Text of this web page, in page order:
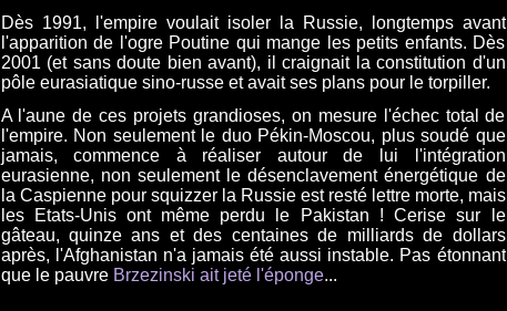
Dès 1991, l'empire voulait isoler la Russie, longtemps avant
l'apparition de l'ogre Poutine qui mange les petits enfants. Dès
2001 (et sans doute bien avant), il craignait la constitution d'un
pôle eurasiatique sino-russe et avait ses plans pour le torpiller.
A l'aune de ces projets grandioses, on mesure l'échec total de
l'empire. Non seulement le duo Pékin-Moscou, plus soudé que
jamais, commence à réaliser autour de lui l'intégration
eurasienne, non seulement le désenclavement énergétique de
la Caspienne pour squizzer la Russie est resté lettre morte, mais
les Etats-Unis ont même perdu le Pakistan ! Cerise sur le
gâteau, quinze ans et des centaines de milliards de dollars
après, l'Afghanistan n'a jamais été aussi instable. Pas étonnant
que le pauvre Brzezinski ait jeté l'éponge...